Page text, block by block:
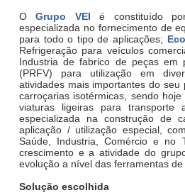
OGrupo VEI é constituído
especializada no fornecimento de
para todo o tipo de aplicações;
Refrigeração para veículos
Industria de fabrico de peças em
(PRFV) para utilização em
atividades mais importantes do
carroçarias isotérmicas, sendo
viaturas ligeiras para
especializada na construção de
aplicação / utilização especial,
Saúde, Industria, Comércio e no
crescimento e a atividade do
evolução a nível das ferramentas
Solução escolhida